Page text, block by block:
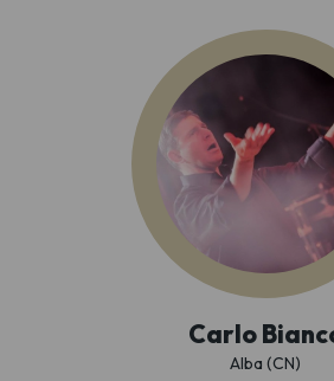
Carlo
Alba (CN)